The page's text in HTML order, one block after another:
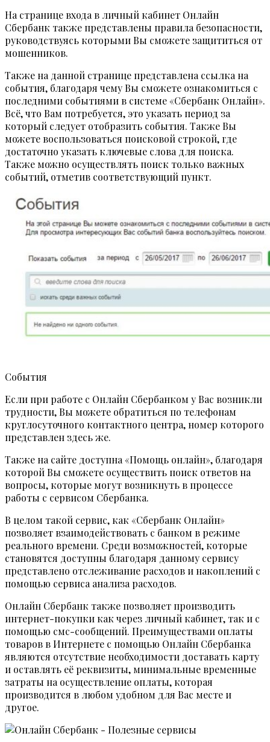
На странице входа в личный кабинет Онлайн
Сбербанк также представлены правила безопасности,
руководствуясь которыми Вы сможете защититься от
мошенников.
Также на данной странице представлена ссылка на
события, благодаря чему Вы сможете ознакомиться с
последними событиями в системе «Сбербанк Онлайн».
Всё, что Вам потребуется, это указать период за
который следует отобразить события. Также Вы
можете воспользоваться поисковой строкой, где
достаточно указать ключевые слова для поиска.
Также можно осуществлять поиск только важных
событий, отметив соответствующий пункт.
События
Если при работе с Онлайн Сбербанком у Вас возникли
трудности, Вы можете обратиться по телефонам
круглосуточного контактного центра, номер которого
представлен здесь же.
Также на сайте доступна «Помощь онлайн», благодаря
которой Вы сможете осуществить поиск ответов на
вопросы, которые могут возникнуть в процессе
работы с сервисом Сбербанка.
В целом такой сервис, как «Сбербанк Онлайн»
позволяет взаимодействовать с банком в режиме
реального времени. Среди возможностей, которые
становятся доступны благодаря данному сервису
представлено отслеживание расходов и накоплений с
помощью сервиса анализа расходов.
Онлайн Сбербанк также позволяет производить
интернет-покупки как через личный кабинет, так и с
помощью смс-сообщений. Преимуществами оплаты
товаров в Интернете с помощью Онлайн Сбербанка
являются отсутствие необходимости доставать карту
и оставлять её реквизиты, минимальные временные
затраты на осуществление оплаты, которая
производится в любом удобном для Вас месте и
другое.